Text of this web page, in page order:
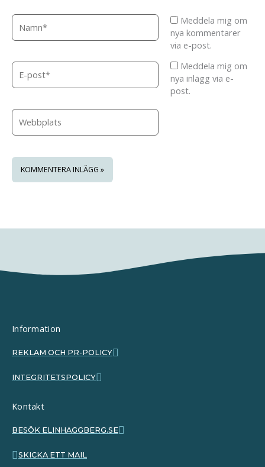
Namn*
E-
post*
Webbplats
Meddela mig om
nya kommentarer
via e-post.
Meddela mig om
nya inlägg via e-
post.
Information
REKLAM OCH PR-POLICY
INTEGRITETSPOLICY
Kontakt
BESÖK ELINHAGGBERG.SE
SKICKA ETT MAIL